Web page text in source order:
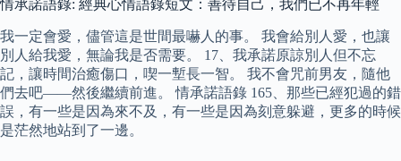
情承諾語錄: 經典心情語錄短文：善待自己，我們已不再年輕
我一定會愛，儘管這是世間最嚇人的事。 我會給別人愛，也讓
別人給我愛，無論我是否需要。 17、我承諾原諒別人但不忘
記，讓時間治癒傷口，喫一塹長一智。 我不會咒前男友，隨他
們去吧——然後繼續前進。 情承諾語錄 165、那些已經犯過的錯
誤，有一些是因為來不及，有一些是因為刻意躲避，更多的時候
是茫然地站到了一邊。